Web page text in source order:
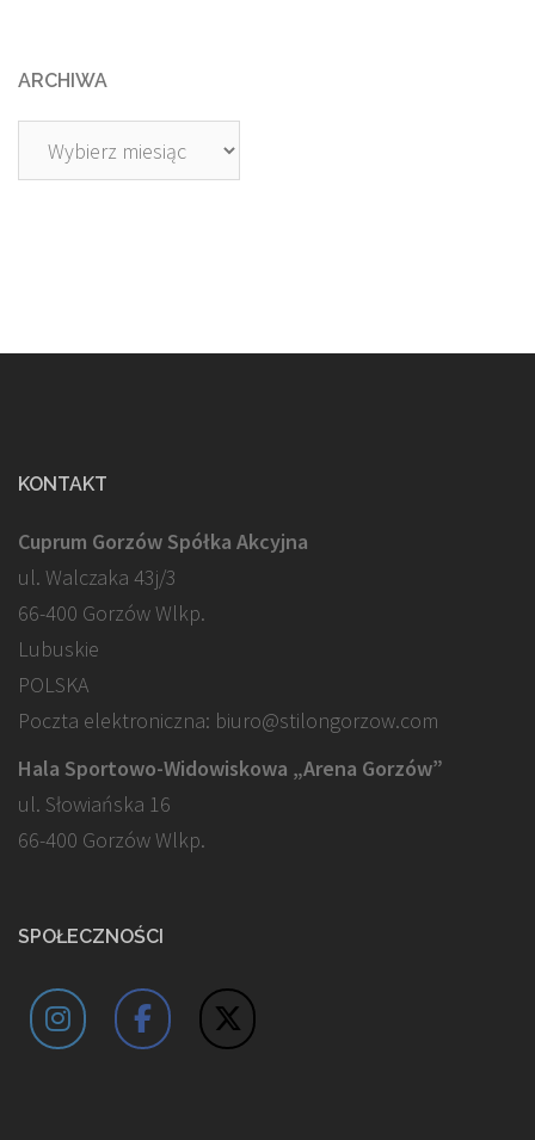
ARCHIWA
Archiwa
KONTAKT
Cuprum Gorzów Spółka Akcyjna
ul. Walczaka 43j/3
66-400 Gorzów Wlkp.
Lubuskie
POLSKA
Poczta elektroniczna: biuro@stilongorzow.com
Hala Sportowo-Widowiskowa „Arena Gorzów”
ul. Słowiańska 16
66-400 Gorzów Wlkp.
SPOŁECZNOŚCI